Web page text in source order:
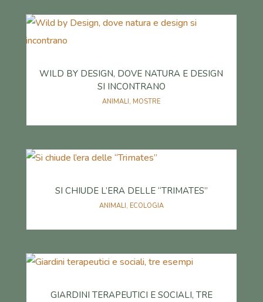
WILD BY DESIGN, DOVE NATURA E DESIGN
SI INCONTRANO
ANIMALI, MOSTRE
SI CHIUDE L’ERA DELLE “TRIMATES”
ANIMALI, ECOLOGIA
GIARDINI TERAPEUTICI E SOCIALI, TRE